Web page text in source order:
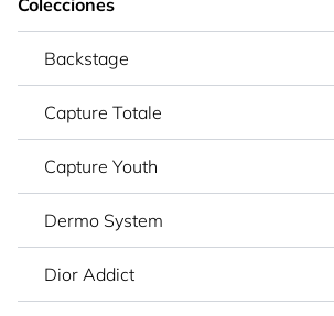
Colecciones
Backstage
Capture Totale
Capture Youth
Dermo System
Dior Addict